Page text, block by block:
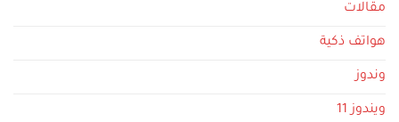
مقالات
هواتف ذكية
وندوز
ويندوز 11